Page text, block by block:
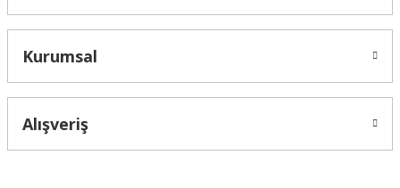
Kurumsal
Alışveriş